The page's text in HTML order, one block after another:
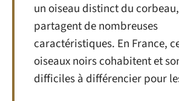
un oiseau distinct du
partagent de nombreuses
caractéristiques. En France,
oiseaux noirs cohabitent et
difficiles à différencier pour